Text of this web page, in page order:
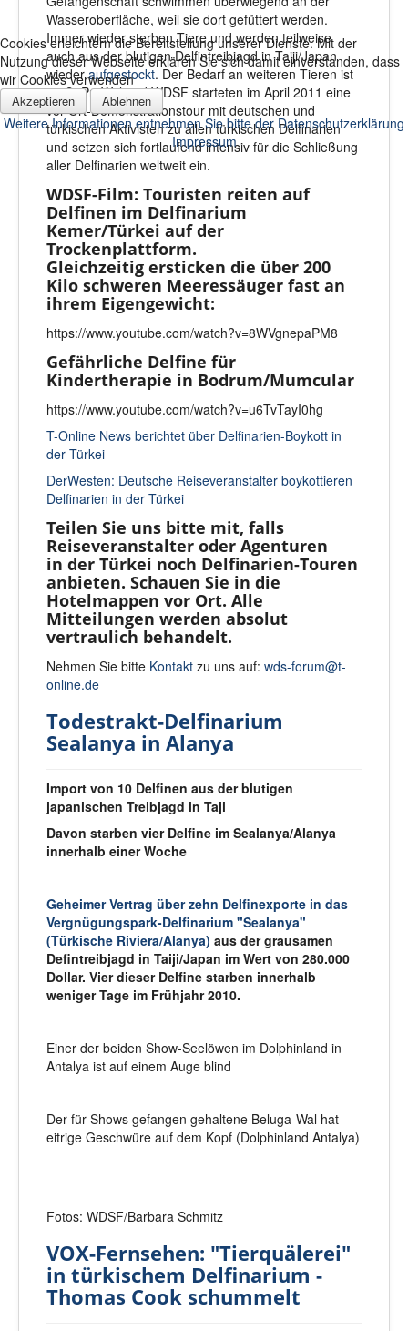
Wasseroberfläche, weil sie dort gefüttert werden.
Immer wieder sterben Tiere und werden teilweise
auch aus der blutigen Delfintreibjagd in Taiji/Japan
wiederaufgestockt. Der Bedarf an weiteren Tieren ist
groß. ProWal und WDSF starteten im April 2011 eine
vor-Ort-Demonstrationstour mit deutschen und
türkischen Aktivisten zu allen türkischen Delfinarien
und setzen sich fortlaufend intensiv für die Schließung
aller Delfinarien weltweit ein.
WDSF-Film: Touristen reiten auf
Delfinen im Delfinarium
Kemer/Türkei auf der
Trockenplattform.
Gleichzeitig ersticken die über 200
Kilo schweren Meeressäuger fast an
ihrem Eigengewicht:
https://www.youtube.com/watch?v=8WVgnepaPM8
Gefährliche Delfine für
Kindertherapie in Bodrum/Mumcular
https://www.youtube.com/watch?v=u6TvTayI0hg
T-Online News berichtet über Delfinarien-Boykott in
der Türkei
DerWesten: Deutsche Reiseveranstalter boykottieren
Delfinarien in der Türkei
Teilen Sie uns bitte mit, falls
Reiseveranstalter oder Agenturen
in der Türkei noch Delfinarien-Touren
anbieten. Schauen Sie in die
Hotelmappen vor Ort. Alle
Mitteilungen werden absolut
vertraulich behandelt.
Nehmen Sie bitte Kontakt zu uns auf: wds-forum@t-
online.de
Todestrakt-Delfinarium
Sealanya in Alanya
Import von 10 Delfinen aus der blutigen
japanischen Treibjagd in Taji
Davon starben vier Delfine im Sealanya/Alanya
innerhalb einer Woche
Geheimer Vertrag über zehn Delfinexporte in das
Vergnügungspark-Delfinarium "Sealanya"
(Türkische Riviera/Alanya) aus der grausamen
Defintreibjagd in Taiji/Japan im Wert von 280.000
Dollar. Vier dieser Delfine starben innerhalb
weniger Tage im Frühjahr 2010.
Einer der beiden Show-Seelöwen im Dolphinland in
Antalya ist auf einem Auge blind
Der für Shows gefangen gehaltene Beluga-Wal hat
eitrige Geschwüre auf dem Kopf (Dolphinland Antalya)
Fotos: WDSF/Barbara Schmitz
VOX-Fernsehen: "Tierquälerei"
in türkischem Delfinarium -
Thomas Cook schummelt
Cookies erleichtern die Bereitstellung unserer Dienste. Mit der
Nutzung dieser Webseite erklären Sie sich damit einverstanden, dass
wir Cookies verwenden
Akzeptieren Ablehnen
Weitere Informationen entnehmen Sie bitte der Datenschutzerklärung
Impressum